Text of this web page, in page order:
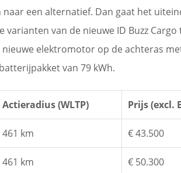
een alternatief. Dan gaat het
van de nieuwe ID Buzz Cargo
elektromotor op de achteras
van 79 kWh.
Actieradius (WLTP) Prijs (excl.
461 km € 43.500
461 km € 50.300